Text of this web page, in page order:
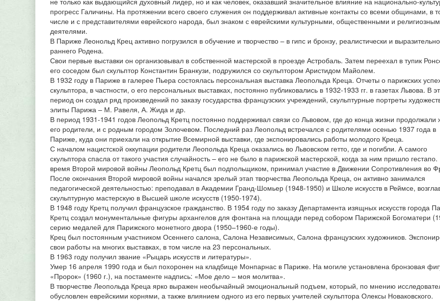
прогресс Галичины. На протяжении всего своего служения он поддерживал активные контакты со всеми общинами, в
числе и с представителями еврейского народа, был знаком с еврейскими культурными, общественными и
деятелями.
В Париже Леонольд Крец активно погрузился в обучение и творчество – в гипс и бронзу, реалистически и
раннего Родена.
Свои первые выставки он организовывал в собственной мастерской в проезде Астробаль. Затем переехал в тупик
его соседом был скульптор Константин Бранкузи, подружился со скульптором Аристидом Майолем.
В 1932 году в Париже в галерее Пьера состоялась персональная выставка Леопольда Креца. Отчеты о парижских
скульптора, в частности, о его персональных выставках, постоянно публиковались в 1932-1933 гг. в газетах Львова. В
период он создал ряд произведений по заказу государства французских учреждений, скульптурные портреты
элиты Парижа – М. Равеля, А. Жида и др.
В период 1931-1941 годов Леопольд Кретц постоянно поддерживал связи со Львовом, где до конца жизни продолжали
его родители, и с родным городом Золочевом. Последний раз Леопольд встречался с родителями осенью 1937 года в
Париже, куда они приехали на открытие Всемирной выставки, где экспонировались работы молодого Креца.
С началом нацистской оккупации родители Леопольда Креца оказались во Львовском гетто, где и погибли. А самого
скульптора спасла от такого участия случайность – его не было в парижской мастерской, когда за ним пришло
время Второй мировой войны Леопольд Кретц был подпольщиком, принимал участие в Движении Сопротивления во
После окончания Второй мировой войны начался зрелый этап творчества Леопольда Креца, он активно занимался
педагогической деятельностью: преподавал в Академии Гранд-Шомьер (1948-1950) и Школе искусств в Реймсе,
скульптурную мастерскую в Высшей школе искусств (1950-1974).
В 1948 году Кретц получил французское гражданство. В 1954 году по заказу Департамента изящных искусств города
Кретц создал монументальные фигуры архангелов для фонтана на площади перед собором Парижской Богоматери
серию медалей для Парижского монетного двора (1950–1960-е годы).
Крец был постоянным участником Осеннего салона, Салона Независимых, Салона французских художников.
свои работы на многих выставках, в том числе на 23 персональных.
В 1963 году получил звание «Рыцарь искусств и литературы».
Умер 16 апреля 1990 года и был похоронен на кладбище Монпарнас в Париже. На могиле установлена бронзовая
«Пророк» (1960 г.), на постаменте надпись: «Мое дело – моя молитва».
В творчестве Леопольда Креца ярко выражен необычайный эмоциональный подъем, который, по мнению
обусловлен еврейскими корнями, а также влиянием одного из его первых учителей скульптора Олексы Новаковского.